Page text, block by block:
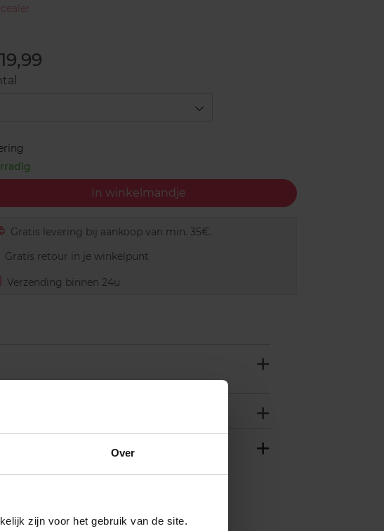
Over
zijn voor het gebruik van de site.
In winkelmandje
Gratis levering bij aankoop van min. 35€.
retour in je winkelpunt
Verzending binnen 24u